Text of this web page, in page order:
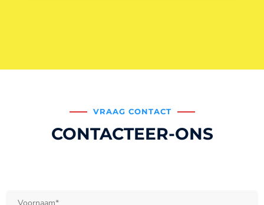
VRAAG CONTACT
CONTACTEER-ONS